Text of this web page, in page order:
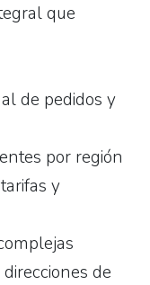
que
de pedidos y
por región
y
de